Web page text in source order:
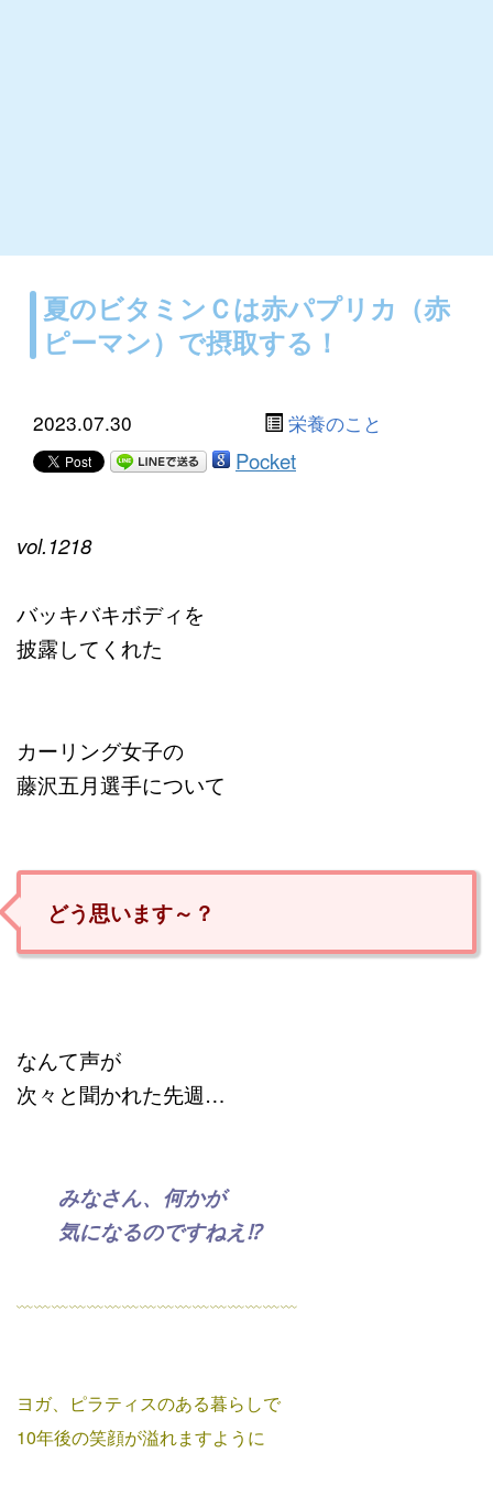
夏のビタミンＣは赤パプリカ（赤
ピーマン）で摂取する！
2023.07.30 栄養のこと
Pocket
vol.1218
バッキバキボディを
披露してくれた
カーリング女子の
藤沢五月選手について
どう思います～？
なんて声が
次々と聞かれた先週…
みなさん、何かが
気になるのですねえ⁉
﹏﹏﹏﹏﹏﹏﹏﹏﹏﹏﹏﹏﹏﹏﹏﹏
ヨガ、ピラティスのある暮らしで
10年後の笑顔が溢れますように